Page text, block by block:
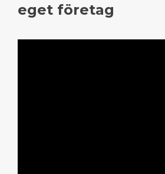
eget företag